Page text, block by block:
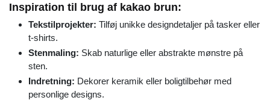
Inspiration til brug af kakao brun:
Tekstilprojekter: Tilføj unikke designdetaljer på tasker eller
t-shirts.
Stenmaling: Skab naturlige eller abstrakte mønstre på
sten.
Indretning: Dekorer keramik eller boligtilbehør med
personlige designs.